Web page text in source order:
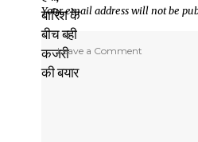
Your email address will not be